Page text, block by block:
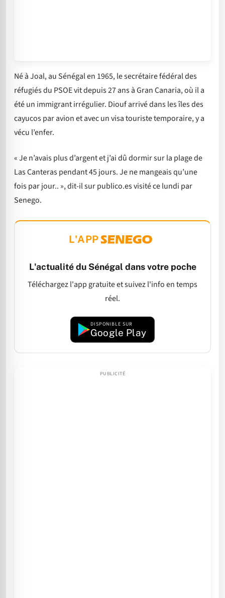
Né à Joal, au Sénégal en 1965, le secrétaire fédéral des
réfugiés du PSOE vit depuis 27 ans à Gran Canaria, où il a
été un immigrant irrégulier. Diouf arrivé dans les îles des
cayucos par avion et avec un visa touriste temporaire, y a
vécu l’enfer.
« Je n’avais plus d’argent et j’ai dû dormir sur la plage de
Las Canteras pendant 45 jours. Je ne mangeais qu’une
fois par jour.. », dit-il sur publico.es visité ce lundi par
Senego.
L'APP
L'actualité du Sénégal dans votre poche
Téléchargez l'app gratuite et suivez l'info en temps
réel.
DISPONIBLE SUR
Google Play